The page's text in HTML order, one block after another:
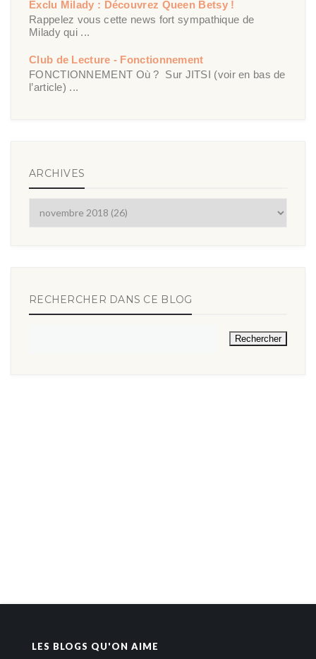
Exclu Milady : Découvrez Queen Betsy !
Rappelez vous cette news fort sympathique de
Milady qui ...
Club de Lecture - Fonctionnement
FONCTIONNEMENT Où ? Sur JITSI (voir en bas de
l’article) ...
ARCHIVES
RECHERCHER DANS CE BLOG
LES BLOGS QU'ON AIME